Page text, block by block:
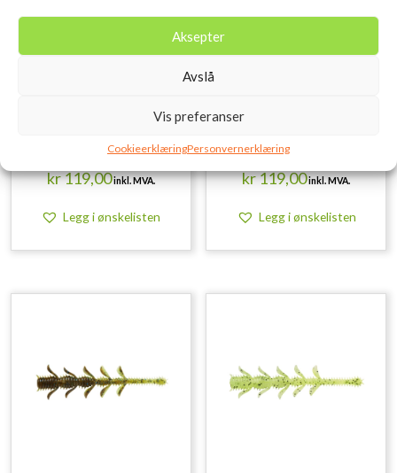
Aksepter
Avslå
Vis preferanser
CookieerklæringPersonvernerklæring
SAVAGE GEAR 3D Needle Jig
PHP
kr119,00inkl. MVA.
Legg i ønskelisten
SAVAGE GEAR 3D Needle Jig
Sardine
kr119,00inkl. MVA.
Legg i ønskelisten